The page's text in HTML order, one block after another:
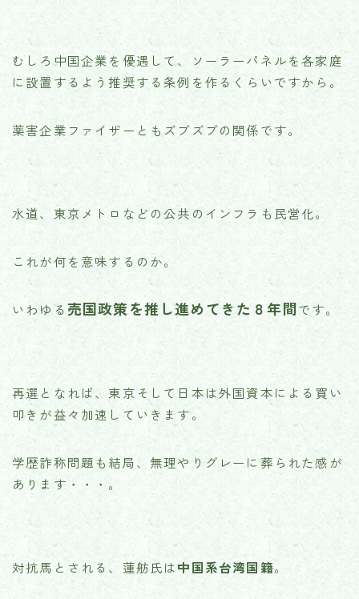
むしろ中国企業を優遇して、ソーラーパネルを各家庭
に設置するよう推奨する条例を作るくらいですから。
薬害企業ファイザーともズブズブの関係です。
水道、東京メトロなどの公共のインフラも民営化。
これが何を意味するのか。
いわゆる売国政策を推し進めてきた８年間です。
再選となれば、東京そして日本は外国資本による買い
叩きが益々加速していきます。
学歴詐称問題も結局、無理やりグレーに葬られた感が
あります・・・。
対抗馬とされる、蓮舫氏は中国系台湾国籍。